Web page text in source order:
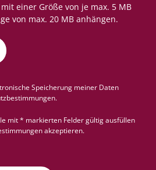
Speicherung meiner Daten
.
mit * markierten Felder gültig ausfüllen
akzeptieren.